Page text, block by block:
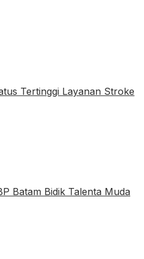
Tertinggi Layanan Stroke
Batam Bidik Talenta Muda